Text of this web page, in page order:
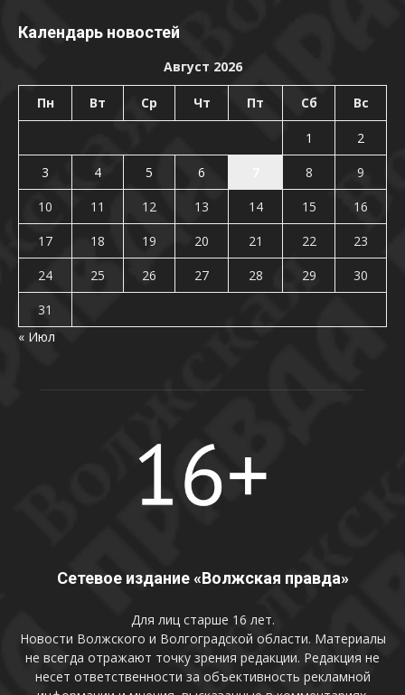
Календарь новостей
Август 2026
Пн Вт Ср Чт Пт Сб Вс
1
2
3
4 5 6 8
9
10
11 12 13 14 15
16
17
18 19 20 21 22
23
24
25 26 27 28 29
30
31
« Июл
Сетевое издание «Волжская правда»
Для лиц старше 16 лет.
Новости Волжского и Волгоградской области. Материалы
не всегда отражают точку зрения редакции. Редакция не
несет ответственности за объективность рекламной